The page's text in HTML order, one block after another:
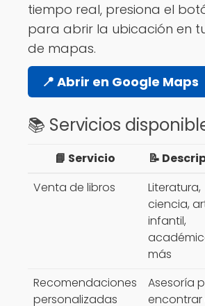
tiempo real, presiona el
para abrir la ubicación en
de mapas.
📍 Abrir en Google Maps
📚 Servicios
📘 Servicio 📝
Venta de libros
Literatura,
ciencia,
infantil,
más
Recomendaciones
personalizadas
Asesoría
encontrar